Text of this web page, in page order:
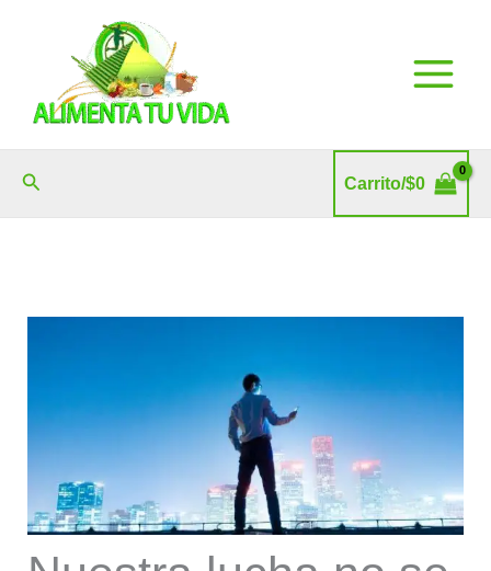
Buscar Carrito/$0